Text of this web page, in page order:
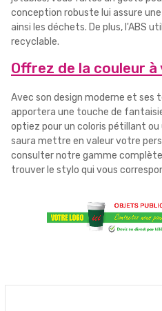
conception robuste lui assure
ainsi les déchets. De plus, l'ABS
recyclable.
Offrez de la couleur
Avec son design moderne et ses
apportera une touche de
optiez pour un coloris pétillant ou
saura mettre en valeur votre
consulter notre gamme
trouver le stylo qui vous